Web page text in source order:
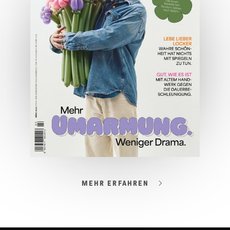
JETZT BESTELLEN
ONLINE LESEN
03/2026
MEHR ERFAHREN